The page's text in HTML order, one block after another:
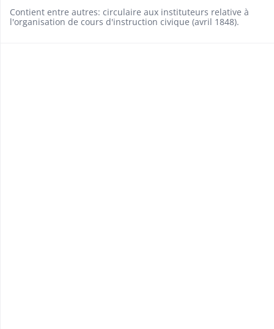
Contient entre autres: circulaire aux instituteurs relative à
l'organisation de cours d'instruction civique (avril 1848).